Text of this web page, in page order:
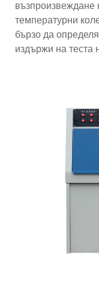
възпроизвеждане
температурни
бързо да
издържи на теста